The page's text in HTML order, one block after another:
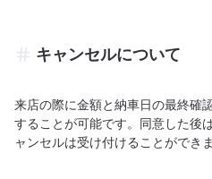
キャンセルについて
来店の際に金額と納車日の最終確
することが可能です。同意した後
ャンセルは受け付けることができ